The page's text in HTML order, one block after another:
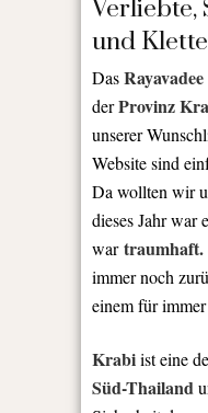
Verliebte,
und
DasRayavadee
derProvinz
unserer
Website sind
Da wollten wir
dieses Jahr war
wartraumhaft.
immer noch
einem für
Krabiist eine
Süd-Thailand